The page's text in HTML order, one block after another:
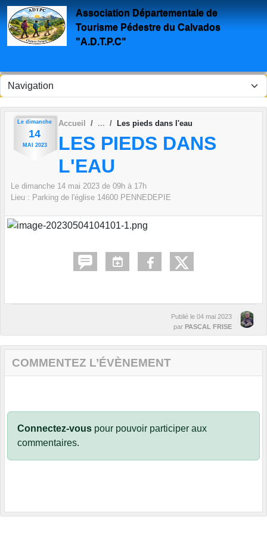
Association Départementale de
Tourisme Pédestre du Calvados
"A.D.T.P.C"
Le dimanche
14
MAI 2023
Accueil Les pieds dans l'eau
LES PIEDS DANS
L'EAU
Le dimanche 14 mai 2023 de 09h à 17h
Lieu : Parking de l'église 14600 PENNEDEPIE
Publié le 04 mai 2023
par PASCAL FRISE
COMMENTEZ L’ÉVÈNEMENT
Connectez-vous pour pouvoir participer aux
commentaires.
Panneau de gestion des cookies